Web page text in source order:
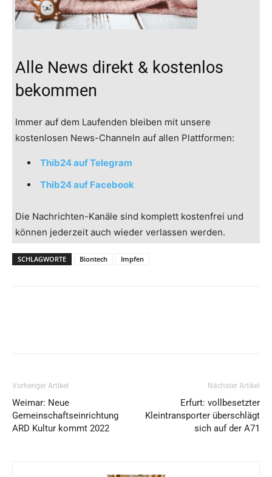
Alle News direkt & kostenlos
bekommen
Immer auf dem Laufenden bleiben mit unsere
kostenlosen News-Channeln auf allen Plattformen:
Thib24 auf Telegram
Thib24 auf Facebook
Die Nachrichten-Kanäle sind komplett kostenfrei und
können jederzeit auch wieder verlassen werden.
SCHLAGWORTE Biontech Impfen
Vorheriger Artikel
Weimar: Neue
Gemeinschaftseinrichtung
ARD Kultur kommt 2022
Nächster Artikel
Erfurt: vollbesetzter
Kleintransporter überschlägt
sich auf der A71